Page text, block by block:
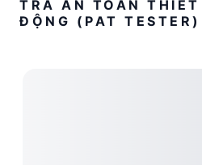
TRA AN TOÀN
ĐỘNG (PAT TESTER)